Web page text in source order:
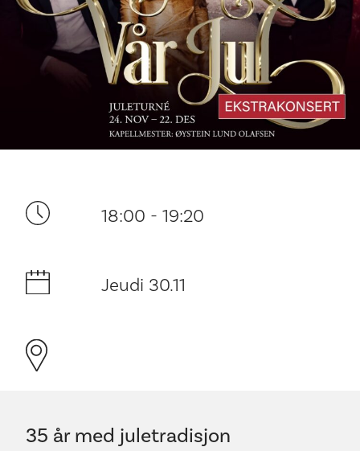
Ditt besøk
Musikk
Historie og arkitektur
18:00 - 19:20
Jeudi 30.11
35 år med juletradisjon